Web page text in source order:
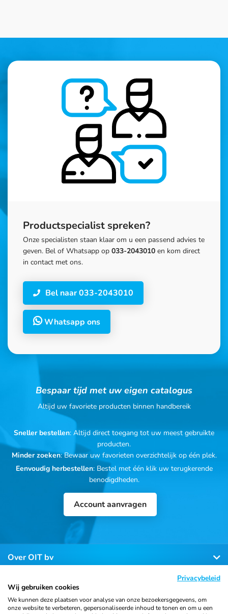
Productspecialist spreken?
Onze specialisten staan klaar om u een passend advies te
geven. Bel of Whatsapp op 033-2043010 en kom direct
in contact met ons.
Bel naar 033-2043010
Whatsapp ons
Bespaar tijd met uw eigen catalogus
Altijd uw favoriete producten binnen handbereik
Sneller bestellen: Altijd direct toegang tot uw meest gebruikte
producten.
Minder zoeken: Bewaar uw favorieten overzichtelijk op één plek.
Eenvoudig herbestellen: Bestel met één klik uw terugkerende
benodigdheden.
Account aanvragen
Over OIT bv
Klantenservice
Privacybeleid
Wij gebruiken cookies
We kunnen deze plaatsen voor analyse van onze bezoekersgegevens, om
onze website te verbeteren, gepersonaliseerde inhoud te tonen en om u een